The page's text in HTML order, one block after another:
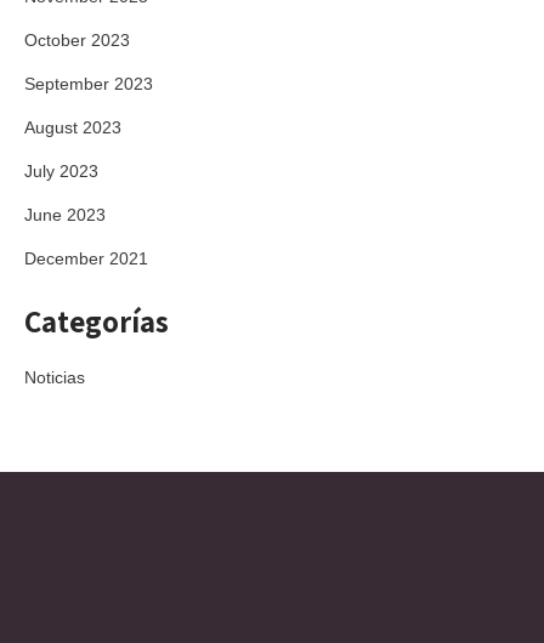
October 2023
September 2023
August 2023
July 2023
June 2023
December 2021
Categorías
Noticias